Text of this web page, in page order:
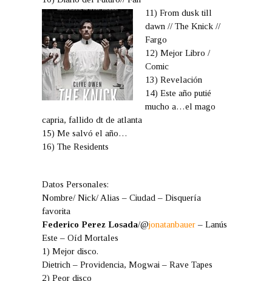
11) From dusk till
dawn // The Knick //
Fargo
12) Mejor Libro /
Comic
13) Revelación
14) Este año putié
mucho a…el mago
capria, fallido dt de atlanta
15) Me salvó el año…
16) The Residents
Datos Personales:
Nombre/ Nick/ Alias – Ciudad – Disquería
favorita
Federico Perez Losada/@jonatanbauer – Lanús
Este – Oíd Mortales
1) Mejor disco.
Dietrich – Providencia, Mogwai – Rave Tapes
2) Peor disco